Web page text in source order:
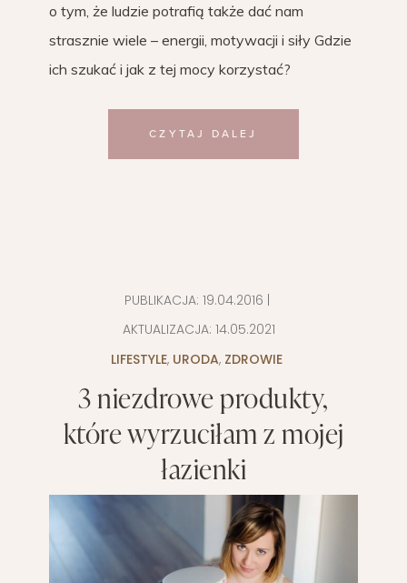
o tym, że ludzie potrafią także dać nam
strasznie wiele – energii, motywacji i siły Gdzie
ich szukać i jak z tej mocy korzystać?
CZYTAJ DALEJ
PUBLIKACJA: 19.04.2016 |
AKTUALIZACJA: 14.05.2021
LIFESTYLE, URODA, ZDROWIE
3 niezdrowe produkty,
które wyrzuciłam z mojej
łazienki